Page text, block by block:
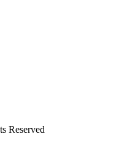
Reserved